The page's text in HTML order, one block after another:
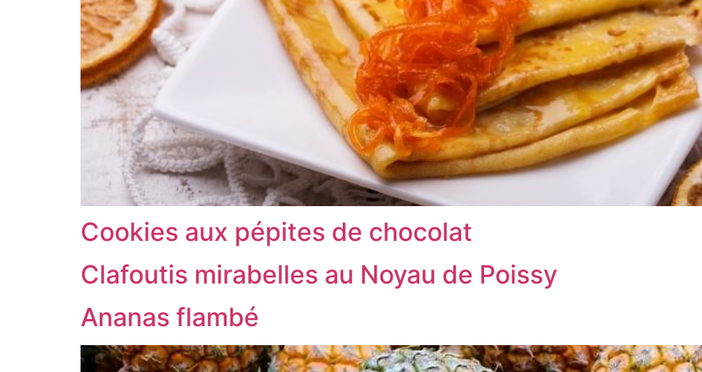
Cookies aux pépites de chocolat
Clafoutis mirabelles au Noyau de Poissy
Ananas flambé